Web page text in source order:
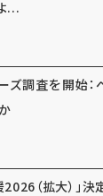
...
ズ調査を開始：
（拡大）」決